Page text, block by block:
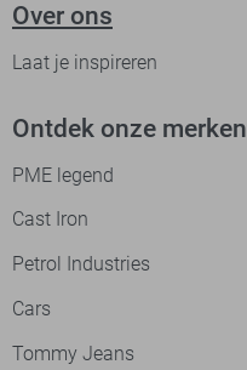
Over ons
Laat je inspireren
Ontdek onze merken
PME legend
Cast Iron
Petrol Industries
Cars
Tommy Jeans